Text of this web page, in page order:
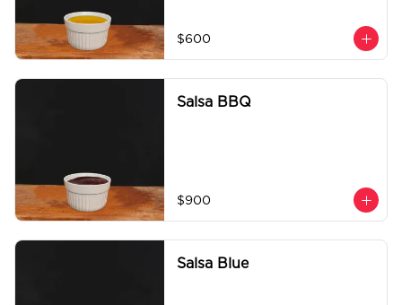
$600
Salsa BBQ
$900
Salsa Blue